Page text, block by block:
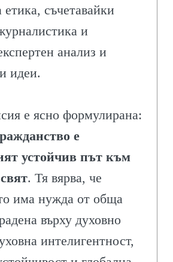
съчетавайки
и
анализ и
идеи.
е ясно формулирана:
е
устойчив път към
. Тя вярва, че
има нужда от обща
върху духовно
интелигентност,